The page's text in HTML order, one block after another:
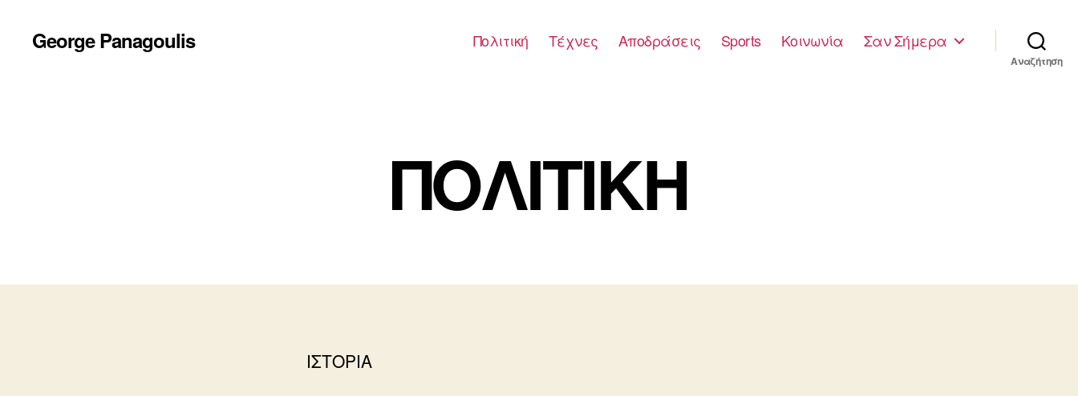
George Panagoulis Πολιτική Τέχνες Αποδράσεις Sports Κοινωνία Σαν Σήμερα
Αναζήτηση
ΠΟΛΙΤΙΚΗ
ΙΣΤΟΡΙΑ